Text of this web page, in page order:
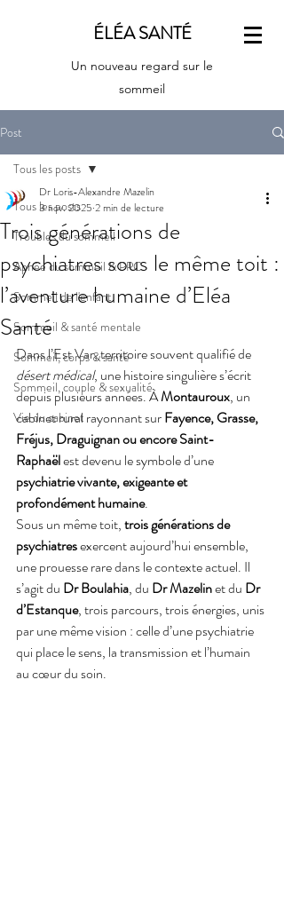
ÉLÉA SANTÉ
Un nouveau regard sur le
sommeil
Post
Tous les posts
Troubles du sommeil
Apnée du sommeil & PPC
Sommeil de l'enfant
Sommeil & santé mentale
Sommeil, corps & santé
Sommeil, couple & sexualité
Vie du cabinet
Tous les posts
Trois générations de
psychiatres sous le même toit :
l’aventure humaine d’Eléa
Santé
Dr Loris-Alexandre Mazelin
3 nov. 2025 2 min de lecture
Dans l’Est Var, territoire souvent qualifié de
désert médical, une histoire singulière s’écrit
depuis plusieurs années. À Montauroux, un
cabinet rural rayonnant sur Fayence, Grasse,
Fréjus, Draguignan ou encore Saint-
Raphaël est devenu le symbole d’une
psychiatrie vivante, exigeante et
profondément humaine.
Sous un même toit, trois générations de
psychiatres exercent aujourd’hui ensemble,
une prouesse rare dans le contexte actuel. Il
s’agit du Dr Boulahia, du Dr Mazelin et du Dr
d’Estanque, trois parcours, trois énergies, unis
par une même vision : celle d’une psychiatrie
qui place le sens, la transmission et l’humain
au cœur du soin.